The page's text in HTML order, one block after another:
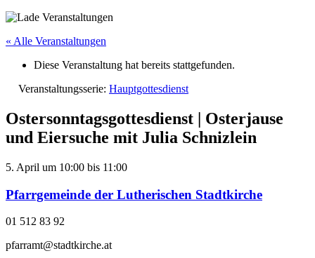
« Alle Veranstaltungen
Diese Veranstaltung hat bereits stattgefunden.
Veranstaltungsserie: Hauptgottesdienst
Ostersonntagsgottesdienst | Osterjause
und Eiersuche mit Julia Schnizlein
5. April um 10:00 bis 11:00
Pfarrgemeinde der Lutherischen Stadtkirche
01 512 83 92
pfarramt@stadtkirche.at